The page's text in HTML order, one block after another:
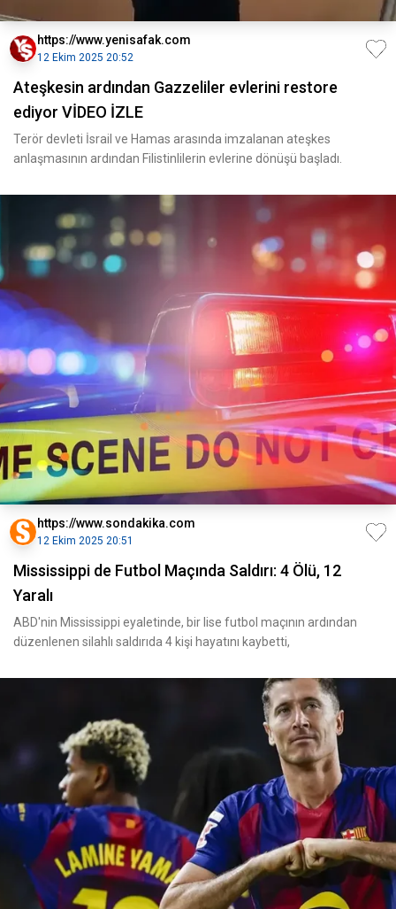
https://www.yenisafak.com
12 Ekim 2025 20:52
Ateşkesin ardından Gazzeliler evlerini restore
ediyor VİDEO İZLE
Terör devleti İsrail ve Hamas arasında imzalanan ateşkes
anlaşmasının ardından Filistinlilerin evlerine dönüşü başladı.
https://www.sondakika.com
12 Ekim 2025 20:51
Mississippi de Futbol Maçında Saldırı: 4 Ölü, 12
Yaralı
ABD'nin Mississippi eyaletinde, bir lise futbol maçının ardından
düzenlenen silahlı saldırıda 4 kişi hayatını kaybetti,